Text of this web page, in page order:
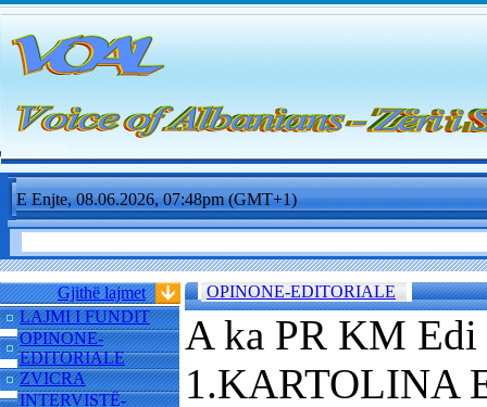
E Enjte, 08.06.2026, 07:48pm (GMT+1)
Gjithë lajmet
LAJMI I FUNDIT
OPINONE-
EDITORIALE
ZVICRA
INTERVISTË-
OPINONE-EDITORIALE
A ka PR KM Edi
1.KARTOLINA